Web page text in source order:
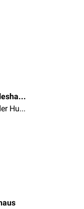
Simon Hundeshagen
Student/in der Humanmedizin